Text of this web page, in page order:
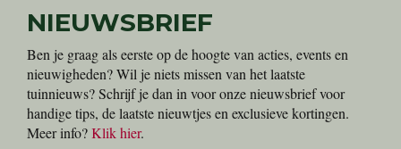
NIEUWSBRIEF
Ben je graag als eerste op de hoogte van acties, events en
nieuwigheden? Wil je niets missen van het laatste
tuinnieuws? Schrijf je dan in voor onze nieuwsbrief voor
handige tips, de laatste nieuwtjes en exclusieve kortingen.
Meer info?Klik hier.